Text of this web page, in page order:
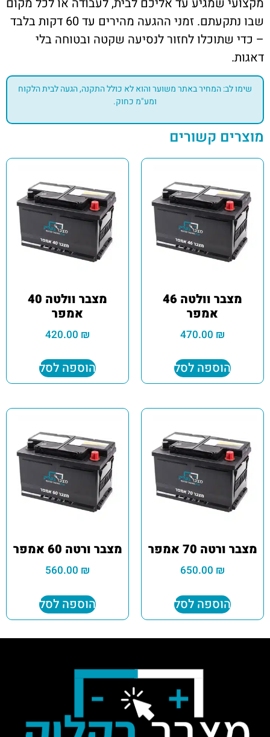
שבו נתקעתם. זמני ההגעה מהירים עד 60 דקות בלבד
– כדי שתוכלו לחזור לנסיעה שקטה ובטוחה בלי
דאגות.
שימו לב: המחיר באתר משוער והוא לא כולל התקנה, הגעה לבית הלקוח
ומע"מ כחוק.
מוצרים קשורים
מצבר וולטה 46
אמפר
470.00 ₪
הוספה לסל
מצבר וולטה 40
אמפר
420.00 ₪
הוספה לסל
מצבר ורטה 70 אמפר
650.00 ₪
הוספה לסל
מצבר ורטה 60 אמפר
560.00 ₪
הוספה לסל